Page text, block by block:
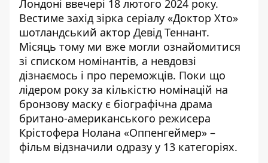
Лондоні ввечері 18 лютого 2024 року.
Вестиме захід зірка серіалу «Доктор Хто»
шотландський актор Девід Теннант.
Місяць тому ми вже могли ознайомитися
зі списком номінантів, а невдовзі
дізнаємось і про переможців. Поки що
лідером року за кількістю номінацій на
бронзову маску є біографічна драма
британо-американського режисера
Крістофера Нолана «Оппенгеймер» –
фільм відзначили одразу у 13 категоріях.